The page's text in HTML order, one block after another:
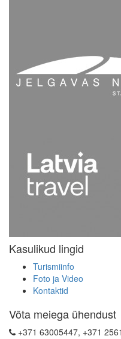
Kasulikud lingid
Turismiinfo
Foto ja Video
Kontaktid
Võta meiega ühendust
+371 63005447, +371